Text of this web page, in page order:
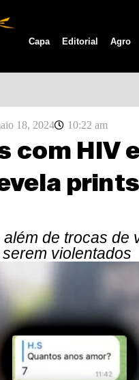
Capa Editorial Agro
18, 2024 10:22 am
com HIV
de trocas de
violentados